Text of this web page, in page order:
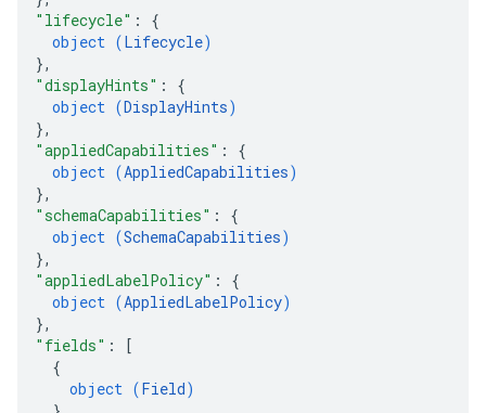
"lifecycle" : {
object (Lifecycle)
},
"displayHints" : {
object (DisplayHints)
},
"appliedCapabilities" : {
object (AppliedCapabilities)
},
"schemaCapabilities" : {
object (SchemaCapabilities)
},
"appliedLabelPolicy" : {
object (AppliedLabelPolicy)
},
"fields" :
[
{
object (Field)